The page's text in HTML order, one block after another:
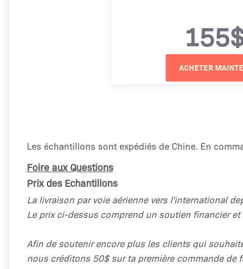
Les échantillons sont expédiés de Chine. En
Foire aux Questions
Prix des Echantillons
La livraison par voie aérienne vers l'international
Le prix ci-dessus comprend un soutien financier
Afin de soutenir encore plus les clients qui
nous créditons 50$ sur ta première commande de